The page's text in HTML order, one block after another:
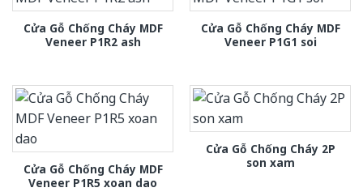
Cửa Gỗ Chống Cháy MDF
Veneer P1R2 ash
Cửa Gỗ Chống Cháy MDF
Veneer P1G1 soi
Cửa Gỗ Chống Cháy MDF
Veneer P1R5 xoan dao
Cửa Gỗ Chống Cháy 2P
son xam